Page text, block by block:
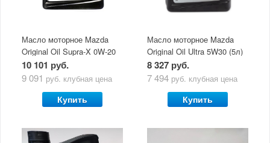
Масло моторное Mazda
Original Oil Supra-X 0W-20
(5 л)
10 101 руб.
9 091 руб. клубная цена
Купить
Масло моторное Mazda
Original Oil Ultra 5W30 (5л)
8 327 руб.
7 494 руб. клубная цена
Купить